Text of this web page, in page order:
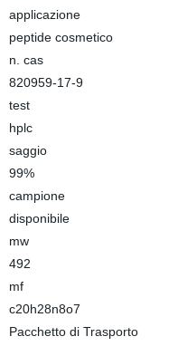
applicazione
peptide cosmetico
n. cas
820959-17-9
test
hplc
saggio
99%
campione
disponibile
mw
492
mf
c20h28n8o7
Pacchetto di Trasporto